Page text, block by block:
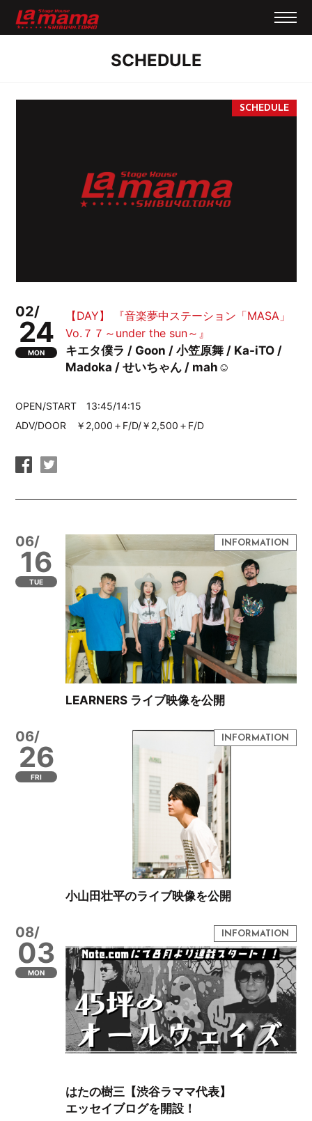
SCHEDULE
02/
24
MON
【DAY】 『音楽夢中ステーション「MASA」
Vo.７７～under the sun～』
キエタ僕ラ / Goon / 小笠原舞 / Ka-iTO /
Madoka / せいちゃん / mah☺︎
OPEN/START 13:45/14:15
ADV/DOOR ￥2,000＋F/D/￥2,500＋F/D
06/
16
TUE
LEARNERS ライブ映像を公開
06/
26
FRI
小山田壮平のライブ映像を公開
08/
03
MON
はたの樹三【渋谷ラママ代表】
エッセイブログを開設！